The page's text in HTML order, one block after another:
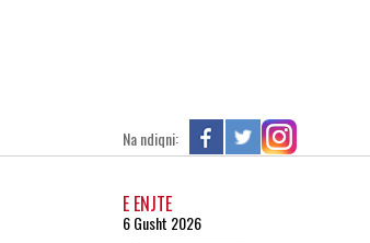
Na ndiqni:
E ENJTE
6 Gusht 2026